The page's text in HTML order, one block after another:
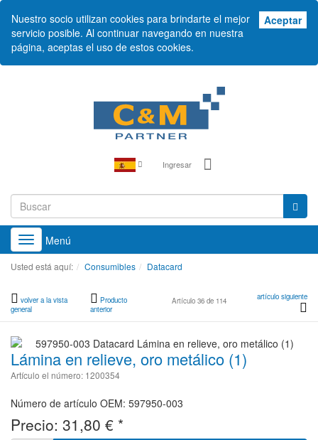
Aceptar
Nuestro socio utilizan cookies para brindarte el mejor
servicio posible. Al continuar navegando en nuestra
página, aceptas el uso de estos cookies.
Ingresar
Toggle
navigation
Menú
Usted está aquí: Consumibles Datacard
volver a la vista
general
Producto
anterior
Artículo 36 de 114 artículo siguiente
Lámina en relieve, oro metálico (1)
Artículo el número: 1200354
Número de artículo OEM: 597950-003
Precio: 31,80 € *